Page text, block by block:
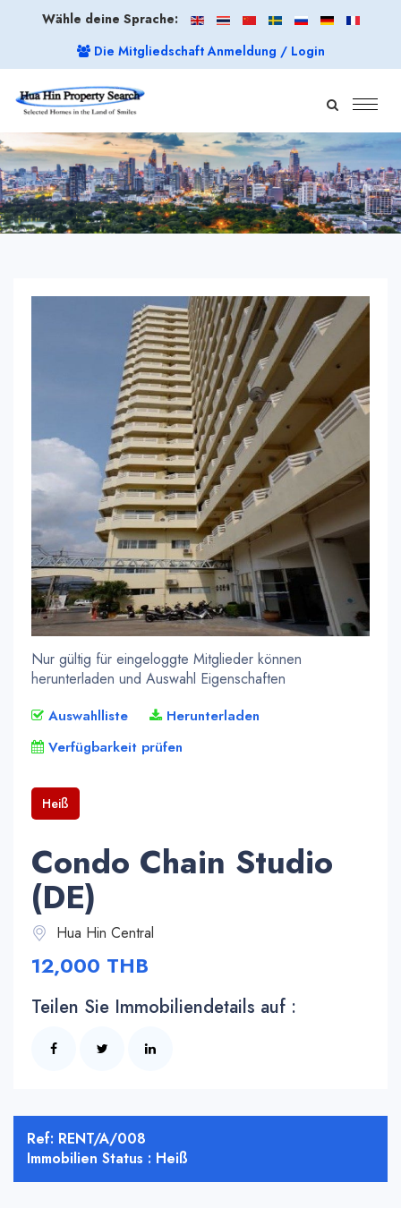
Wähle deine Sprache:
Die Mitgliedschaft Anmeldung / Login
Nur gültig für eingeloggte Mitglieder können
herunterladen und Auswahl Eigenschaften
Auswahlliste
Herunterladen
Verfügbarkeit prüfen
Heiß
Condo Chain Studio
(DE)
Hua Hin Central
12,000 THB
Teilen Sie Immobiliendetails auf :
Ref: RENT/A/008
Immobilien Status : Heiß